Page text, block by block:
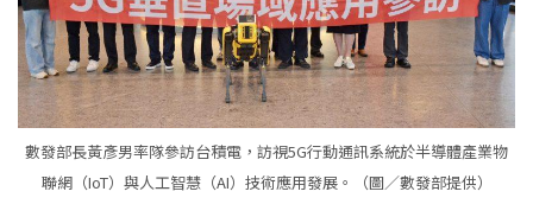
數發部長黃彥男率隊參訪台積電，訪視5G行動通訊系統於半導體產業物
聯網（IoT）與人工智慧（AI）技術應用發展。（圖／數發部提供）